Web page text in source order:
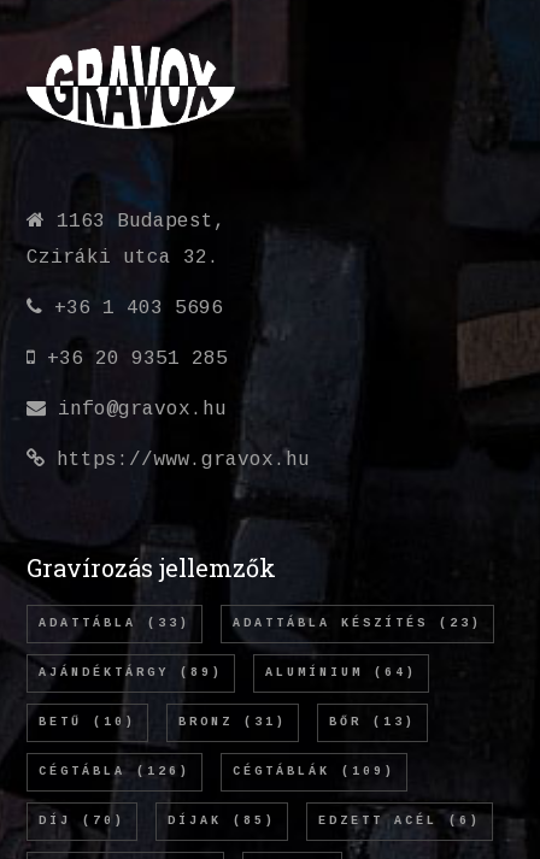
1163 Budapest,
Cziráki utca 32.
+36 1 403 5696
+36 20 9351 285
info@gravox.hu
https://www.gravox.hu
Gravírozás jellemzők
ADATTÁBLA (33) ADATTÁBLA KÉSZÍTÉS (23)
AJÁNDÉKTÁRGY (89) ALUMÍNIUM (64)
BETŰ (10) BRONZ (31) BŐR (13)
CÉGTÁBLA (126) CÉGTÁBLÁK (109)
DÍJ (70) DÍJAK (85) EDZETT ACÉL (6)